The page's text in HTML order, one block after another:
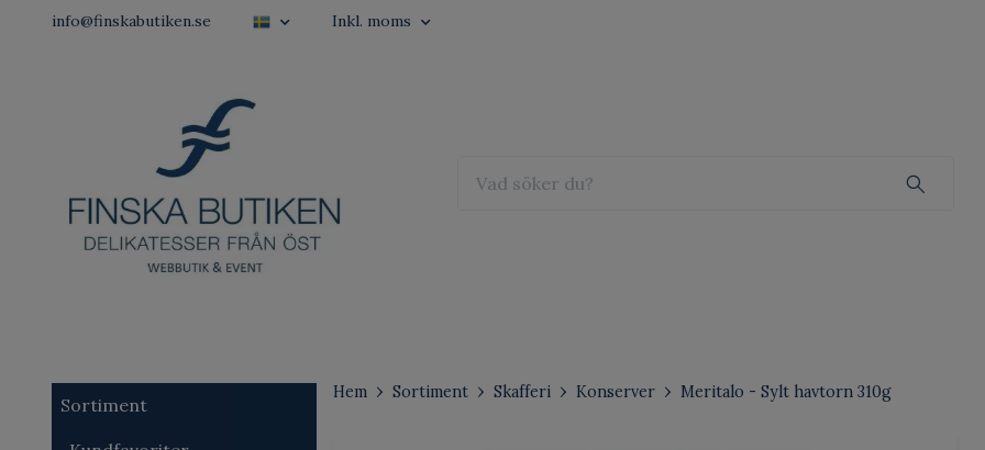
info@finskabutiken.se Inkl. moms
Sortiment
Hem Sortiment Skafferi Konserver Meritalo - Sylt havtorn 310g